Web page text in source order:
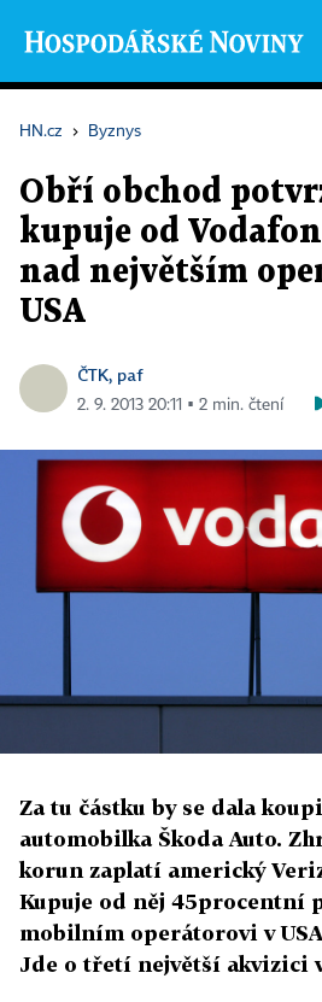
HN.cz › Byznys
Obří obchod
kupuje od
nad největším
USA
ČTK, paf
2. 9. 2013 20:11 ▪ 2 min. čtení
Za tu částku by se dala
automobilka Škoda Auto.
korun zaplatí americký
Kupuje od něj 45procentní
mobilním operátorovi v
Jde o třetí největší akvizici